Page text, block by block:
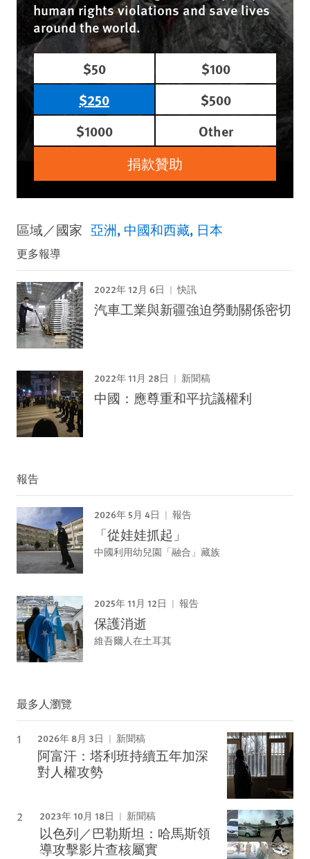
human rights violations and save lives
around the world.
$50
$100
$250
$500
$1000
Other
捐款贊助
區域／國家 亞洲 中國和西藏 日本
更多報導
2022年 12月 6日 快訊
汽車工業與新疆強迫勞動關係密切
2022年 11月 28日 新聞稿
中國：應尊重和平抗議權利
報告
2026年 5月 4日 報告
「從娃娃抓起」
中國利用幼兒園「融合」藏族
2025年 11月 12日 報告
保護消逝
維吾爾人在土耳其
最多人瀏覽
2026年 8月 3日 新聞稿
阿富汗：塔利班持續五年加深
對人權攻勢
2023年 10月 18日 新聞稿
以色列／巴勒斯坦：哈馬斯領
導攻擊影片查核屬實